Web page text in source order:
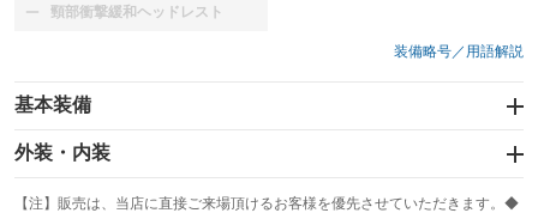
頸部衝撃緩和ヘッドレスト
：装備なし
装備略号／用語解説
基本装備
エアバッグ：運転席/助手席/サイド
：装備あり
：装備なし
外装・内装
カーナビ：SDナビ
：装備あり
【注】販売は、当店に直接ご来場頂けるお客様を優先させていただきます。◆